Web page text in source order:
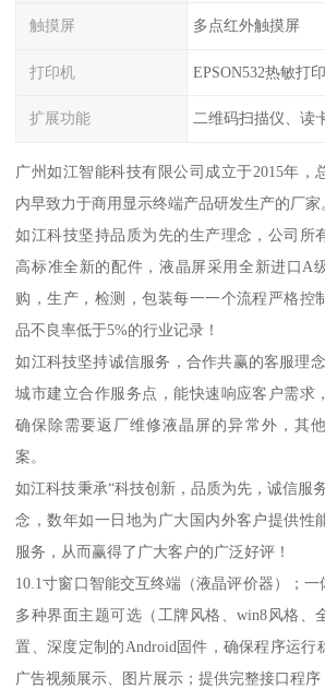
触摸屏 多点红外触摸屏
打印机 EPSON532热敏打
扩展功能 二维码扫描仪、读
广州如江智能科技有限公司成立于2015年，
内早致力于商用显示终端产品研发生产的厂家
如江科技坚持品质为先的生产理念，公司所
高标准全新的配件，液晶屏采用全新进口A
购，生产，检测，包装每一一个流程严格控
品不良率低于5%的行业记录！
如江科技坚持诚信服务，合作共赢的客服理
城市建立合作服务点，能快速响应客户需求
确保除需要返厂维修液晶屏的异常外，其
案。
如江科技秉承“科技创新，品质为先，诚信服
念，数年如一日地为广大国内外客户提供性
服务，从而赢得了广大客户的广泛好评！
10.1寸窗口智能交互终端（液晶评价器）；一
多种界面主题可选（工牌风格、win8风格、
置、深度定制的Android固件，确保程序运行
广告视频展示、图片展示；提供完整接口程序